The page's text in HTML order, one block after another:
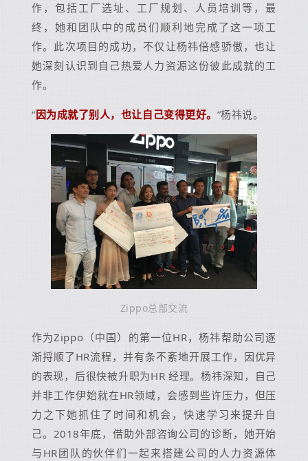
作，包括工厂选址、工厂规划、人员培训等，最
终，她和团队中的成员们顺利地完成了这一项工
作。此次项目的成功，不仅让杨祎倍感骄傲，也让
她深刻认识到自己热爱人力资源这份彼此成就的工
作。
“因为成就了别人，也让自己变得更好。 ”杨祎说。
Zippo总部交流
作为Zippo（中国）的第一位HR，杨祎帮助公司逐
渐捋顺了HR流程，并有条不紊地开展工作，因优异
的表现，后很快被升职为HR 经理。杨祎深知，自己
并非工作伊始就在HR领域，会感到些许压力，但压
力之下她抓住了时间和机会，快速学习来提升自
己。2018年底，借助外部咨询公司的诊断，她开始
与HR团队的伙伴们一起来搭建公司的人力资源体